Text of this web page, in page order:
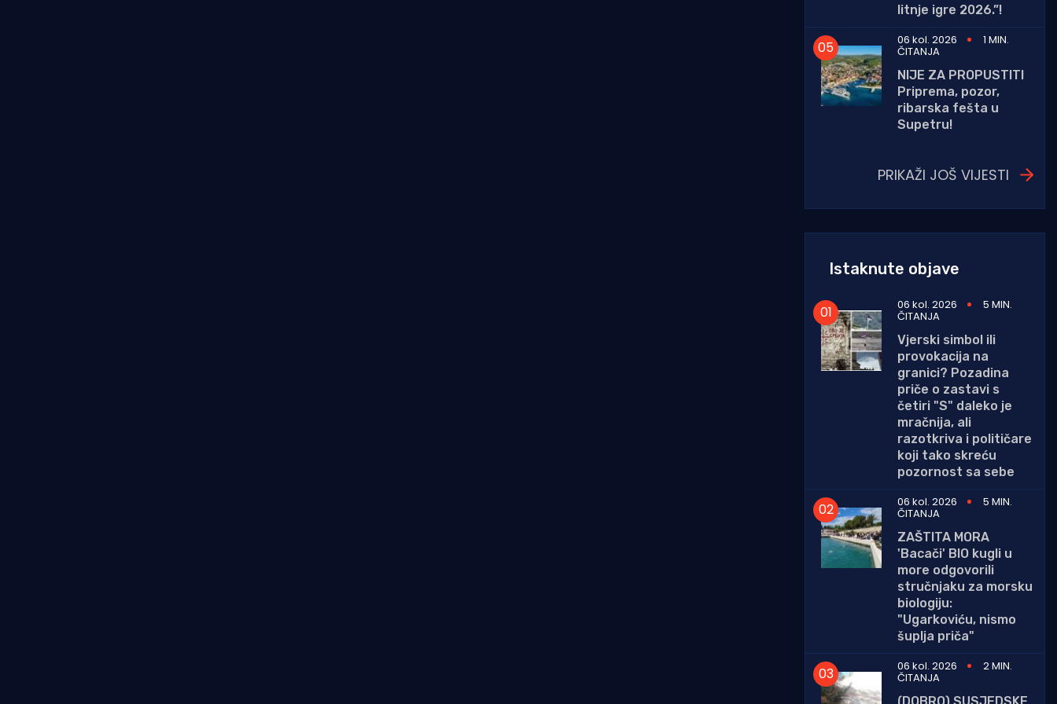
litnje igre 2026.”!
06 kol. 2026
1 MIN.
ČITANJA
NIJE ZA PROPUSTITI
Priprema, pozor,
ribarska fešta u
Supetru!
PRIKAŽI JOŠ VIJESTI
Istaknute objave
06 kol. 2026 5 MIN.
ČITANJA
Vjerski simbol ili
provokacija na
granici? Pozadina
priče o zastavi s
četiri "S" daleko je
mračnija, ali
razotkriva i političare
koji tako skreću
pozornost sa sebe
06 kol. 2026
5 MIN.
ČITANJA
ZAŠTITA MORA
'Bacači' BIO kugli u
more odgovorili
stručnjaku za morsku
biologiju:
"Ugarkoviću, nismo
šuplja priča"
06 kol. 2026
2 MIN.
ČITANJA
(DOBRO) SUSJEDSKE